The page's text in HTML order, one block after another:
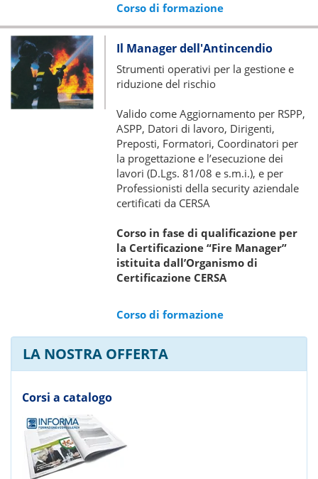
Corso di formazione
Il Manager dell'Antincendio
Strumenti operativi per la gestione e
riduzione del rischio
Valido come Aggiornamento per RSPP,
ASPP, Datori di lavoro, Dirigenti,
Preposti, Formatori, Coordinatori per
la progettazione e l’esecuzione dei
lavori (D.Lgs. 81/08 e s.m.i.), e per
Professionisti della security aziendale
certificati da CERSA
Corso in fase di qualificazione per
la Certificazione “Fire Manager”
istituita dall’Organismo di
Certificazione CERSA
Corso di formazione
LA NOSTRA OFFERTA
Corsi a catalogo